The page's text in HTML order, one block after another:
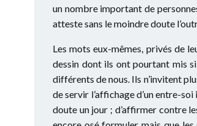
un nombre important de
atteste sans le moindre doute
Les mots eux-mêmes, privés de
dessin dont ils ont pourtant mis
différents de nous. Ils n’invitent
de servir l’affichage d’un entre-
doute un jour ; d’affirmer contre